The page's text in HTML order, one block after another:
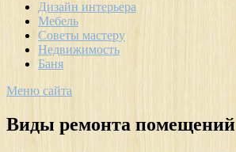
Дизайн интерьера
Мебель
Советы мастеру
Недвижимость
Баня
Меню сайта
Виды ремонта помещений